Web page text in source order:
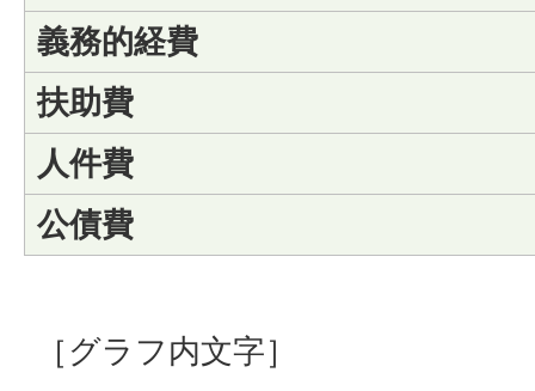
義務的経費
扶助費
人件費
公債費
［グラフ内文字］